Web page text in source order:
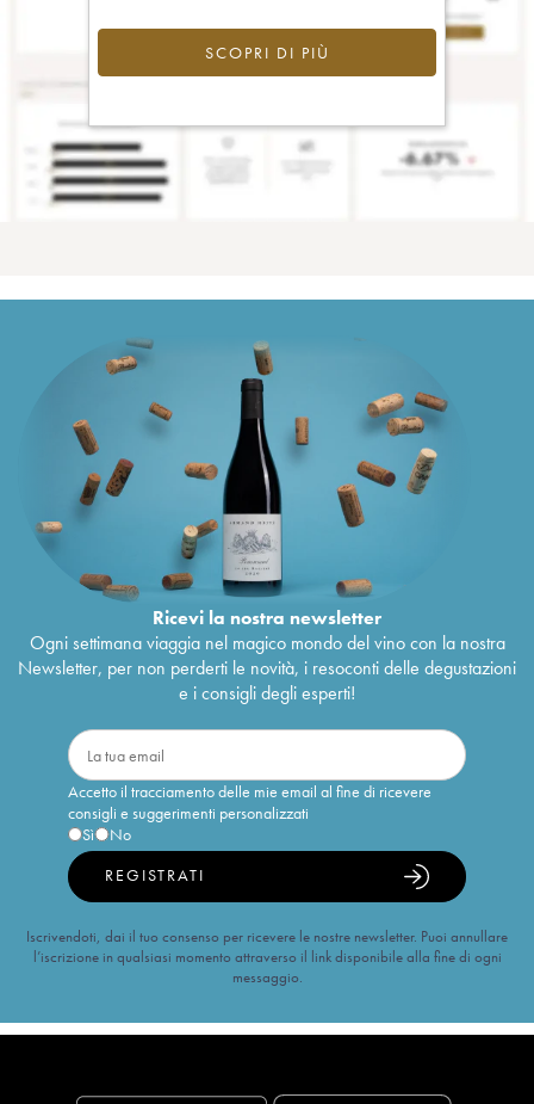
SCOPRI DI PIÙ
Ricevi la nostra newsletter
Ogni settimana viaggia nel magico mondo del vino con la nostra
Newsletter, per non perderti le novità, i resoconti delle degustazioni
e i consigli degli esperti!
Accetto il tracciamento delle mie email al fine di ricevere
consigli e suggerimenti personalizzati
Sì
No
REGISTRATI
Iscrivendoti, dai il tuo consenso per ricevere le nostre newsletter. Puoi annullare
l’iscrizione in qualsiasi momento attraverso il link disponibile alla fine di ogni
messaggio.